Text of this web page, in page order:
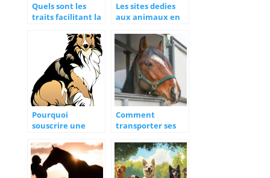
Quels sont les
traits facilitant la
american staff ?
Les sites dedies
aux animaux en
Pourquoi
souscrire une
pour son border
collie ?
Comment
transporter ses
securite ?